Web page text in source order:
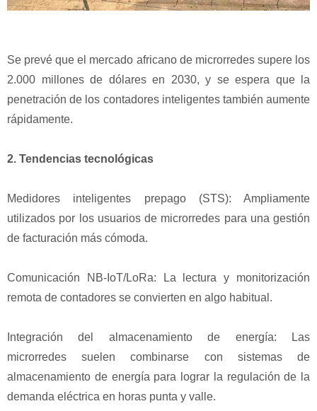
Se prevé que el mercado africano de microrredes supere los
2.000 millones de dólares en 2030, y se espera que la
penetración de los contadores inteligentes también aumente
rápidamente.
2. Tendencias tecnológicas
Medidores inteligentes prepago (STS): Ampliamente
utilizados por los usuarios de microrredes para una gestión
de facturación más cómoda.
Comunicación NB-IoT/LoRa: La lectura y monitorización
remota de contadores se convierten en algo habitual.
Integración del almacenamiento de energía: Las
microrredes suelen combinarse con sistemas de
almacenamiento de energía para lograr la regulación de la
demanda eléctrica en horas punta y valle.